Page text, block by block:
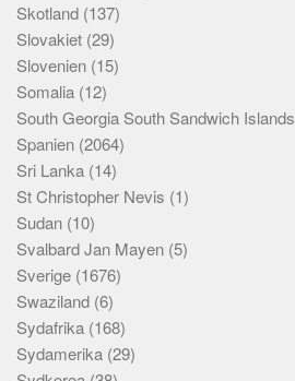
Skotland (137)
Slovakiet (29)
Slovenien (15)
Somalia (12)
South Georgia South Sandwich Islands
Spanien (2064)
Sri Lanka (14)
St Christopher Nevis (1)
Sudan (10)
Svalbard Jan Mayen (5)
Sverige (1676)
Swaziland (6)
Sydafrika (168)
Sydamerika (29)